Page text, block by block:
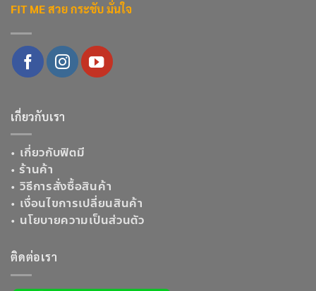
FIT ME สวย กระชับ มั่นใจ
เกี่ยวกับเรา
• เกี่ยวกับฟิตมี
• ร้านค้า
•วิธีการสั่งซื้อสินค้า
• เงื่อนไขการเปลี่ยนสินค้า
• นโยบายความเป็นส่วนตัว
ติดต่อเรา